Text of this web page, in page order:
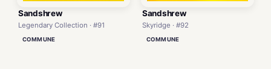
Sandshrew
Legendary Collection · #91
COMMUNE
Sandshrew
Skyridge · #92
COMMUNE